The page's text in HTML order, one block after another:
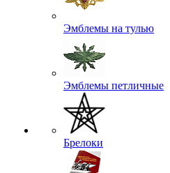
Эмблемы на тулью
Эмблемы петличные
Брелоки